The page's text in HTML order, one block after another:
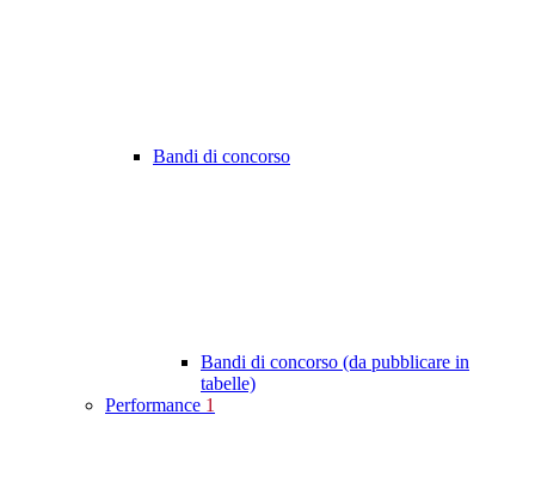
Bandi di concorso
Bandi di concorso (da pubblicare in
tabelle)
Performance 1